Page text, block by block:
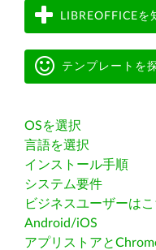
LIBREOFFICEを
テンプレートを
OSを選択
言語を選択
インストール手順
システム要件
ビジネスユーザーはこ
Android/iOS
アプリストアと